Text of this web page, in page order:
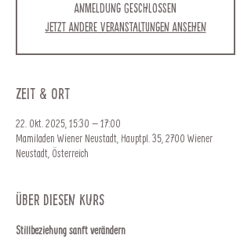
Anmeldung geschlossen
Jetzt andere Veranstaltungen ansehen
Zeit & Ort
22. Okt. 2025, 15:30 – 17:00
Mamiladen Wiener Neustadt, Hauptpl. 35, 2700 Wiener
Neustadt, Österreich
Über diesen Kurs
Stillbeziehung sanft verändern